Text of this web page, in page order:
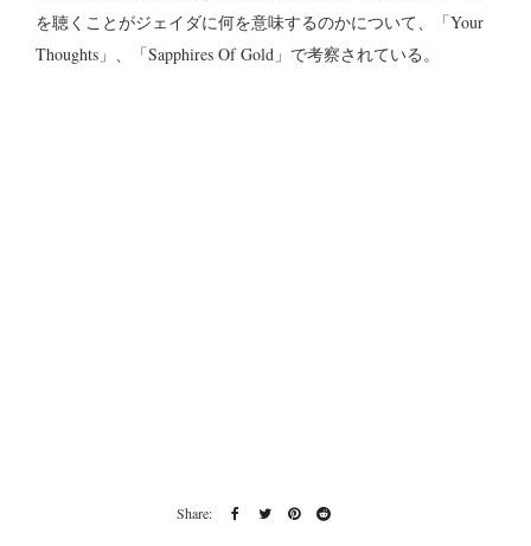
を聴くことがジェイダに何を意味するのかについて、「Your
Thoughts」、「Sapphires Of Gold」で考察されている。